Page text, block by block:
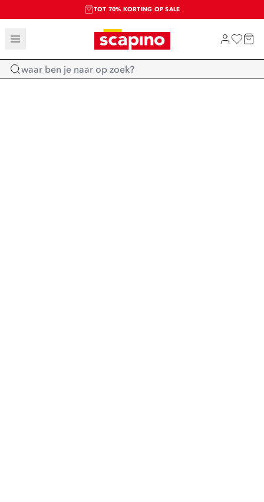
TOT 70% KORTING OP SALE
SALE: LAATSTE KANS!
SHOP NIEUW
Home